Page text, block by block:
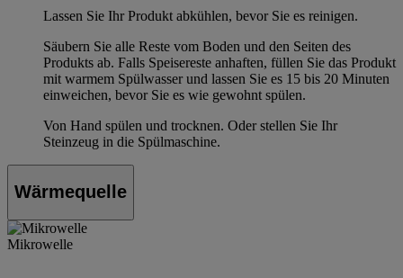
Lassen Sie Ihr Produkt abkühlen, bevor Sie es reinigen.
Säubern Sie alle Reste vom Boden und den Seiten des
Produkts ab. Falls Speisereste anhaften, füllen Sie das Produkt
mit warmem Spülwasser und lassen Sie es 15 bis 20 Minuten
einweichen, bevor Sie es wie gewohnt spülen.
Von Hand spülen und trocknen. Oder stellen Sie Ihr
Steinzeug in die Spülmaschine.
Wärmequelle
Mikrowelle